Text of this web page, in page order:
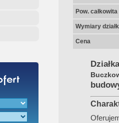
Pow.
Wymiary
Cena